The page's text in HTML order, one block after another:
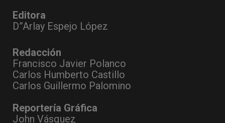
Editora
D”Arlay Espejo López
Redacción
Francisco Javier Polanco
Carlos Humberto Castillo
Carlos Guillermo Palomino
Reportería Gráfica
John Vásquez